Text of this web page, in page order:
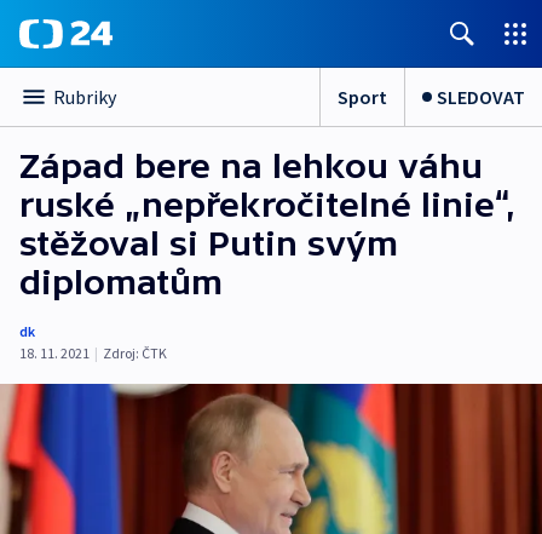
Rubriky Sport SLEDOVAT
Západ bere na lehkou váhu
ruské „nepřekročitelné linie“,
stěžoval si Putin svým
diplomatům
dk
18. 11. 2021 | Zdroj: ČTK